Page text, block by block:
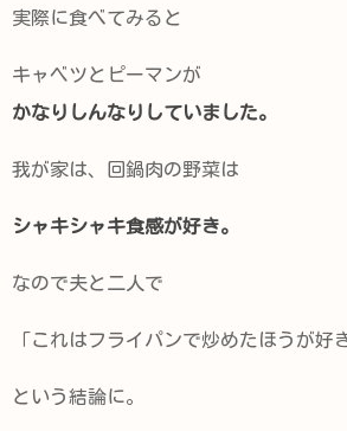
実際に食べてみると
キャベツとピーマンが
かなりしんなりしていました。
我が家は、回鍋肉の野菜は
シャキシャキ食感が好き。
なので夫と二人で
「これはフライパンで炒めたほうが好
という結論に。